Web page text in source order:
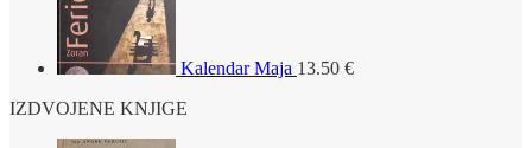
Kalendar Maja 13.50 €
IZDVOJENE KNJIGE